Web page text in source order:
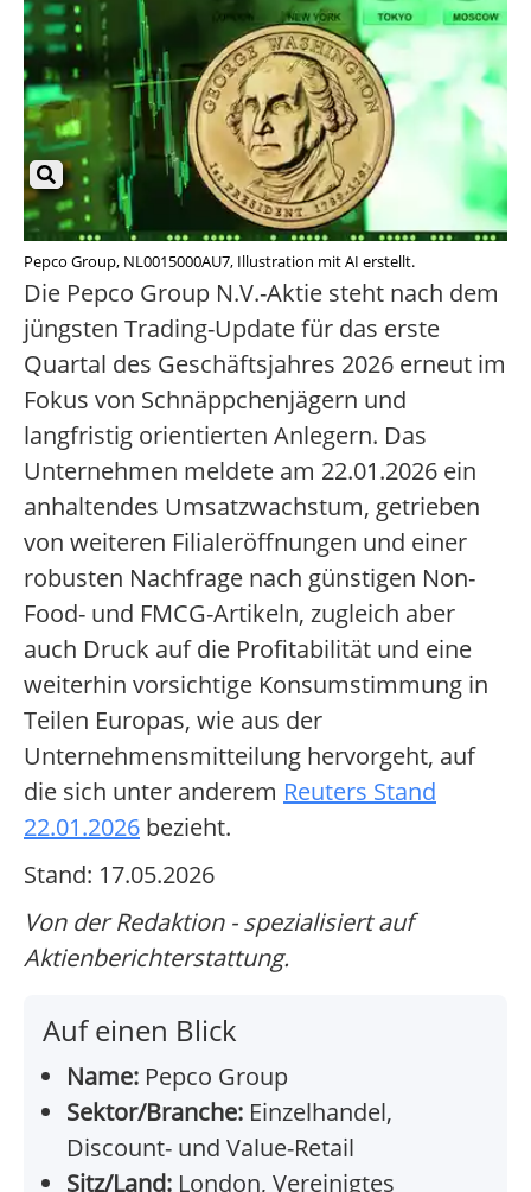
Pepco Group, NL0015000AU7, Illustration mit AI erstellt.
Die Pepco Group N.V.-Aktie steht nach dem
jüngsten Trading-Update für das erste
Quartal des Geschäftsjahres 2026 erneut im
Fokus von Schnäppchenjägern und
langfristig orientierten Anlegern. Das
Unternehmen meldete am 22.01.2026 ein
anhaltendes Umsatzwachstum, getrieben
von weiteren Filialeröffnungen und einer
robusten Nachfrage nach günstigen Non-
Food- und FMCG-Artikeln, zugleich aber
auch Druck auf die Profitabilität und eine
weiterhin vorsichtige Konsumstimmung in
Teilen Europas, wie aus der
Unternehmensmitteilung hervorgeht, auf
die sich unter anderem Reuters Stand
22.01.2026 bezieht.
Stand: 17.05.2026
Von der Redaktion - spezialisiert auf
Aktienberichterstattung.
Auf einen Blick
Name: Pepco Group
Sektor/Branche: Einzelhandel,
Discount- und Value-Retail
Sitz/Land: London, Vereinigtes